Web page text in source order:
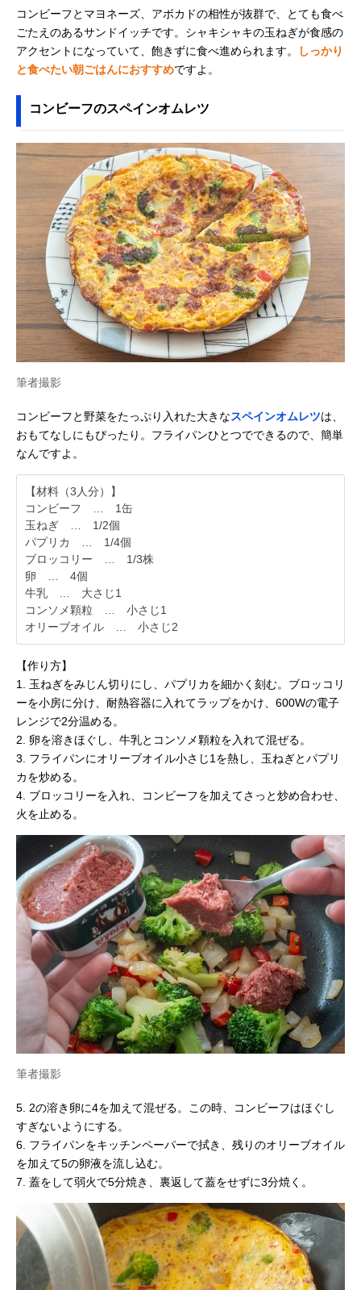
コンビーフとマヨネーズ、アボカドの相性が抜群で、とても食べ
ごたえのあるサンドイッチです。シャキシャキの玉ねぎが食感の
アクセントになっていて、飽きずに食べ進められます。
しっかり
と食べたい朝ごはんにおすすめですよ。
コンビーフのスペインオムレツ
筆者撮影
コンビーフと野菜をたっぷり入れた大きなスペインオムレツは、
おもてなしにもぴったり。フライパンひとつでできるので、簡単
なんですよ。
【材料（3人分）】
コンビーフ … 1缶
玉ねぎ … 1/2個
パプリカ … 1/4個
ブロッコリー … 1/3株
卵 … 4個
牛乳 … 大さじ1
コンソメ顆粒 … 小さじ1
オリーブオイル … 小さじ2
【作り方】
1. 玉ねぎをみじん切りにし、パプリカを細かく刻む。ブロッコリ
ーを小房に分け、耐熱容器に入れてラップをかけ、600Wの電子
レンジで2分温める。
2. 卵を溶きほぐし、牛乳とコンソメ顆粒を入れて混ぜる。
3. フライパンにオリーブオイル小さじ1を熱し、玉ねぎとパプリ
カを炒める。
4. ブロッコリーを入れ、コンビーフを加えてさっと炒め合わせ、
火を止める。
筆者撮影
5. 2の溶き卵に4を加えて混ぜる。この時、コンビーフはほぐし
すぎないようにする。
6. フライパンをキッチンペーパーで拭き、残りのオリーブオイル
を加えて5の卵液を流し込む。
7. 蓋をして弱火で5分焼き、裏返して蓋をせずに3分焼く。